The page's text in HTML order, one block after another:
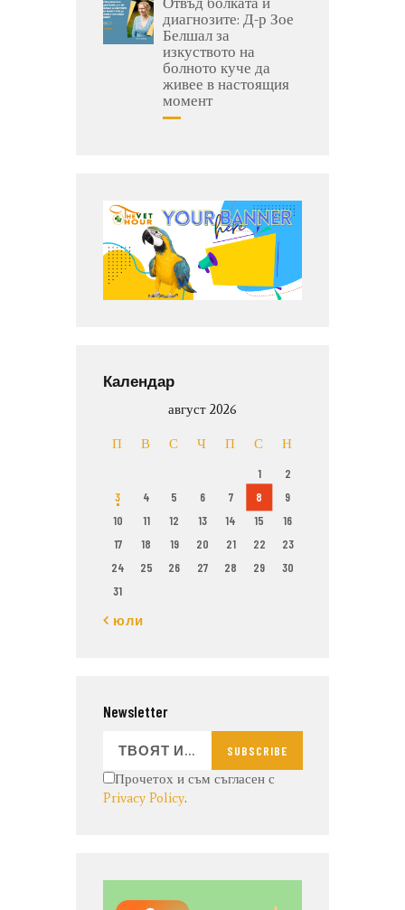
диагнозите: Д-р Зое
Белшал за
изкуството на
болното куче да
живее в настоящия
момент
Календар
август 2026
П В С Ч П С Н
1
2
3
4 5 6 7 8
9
10
11 12 13 14 15
16
17
18 19 20 21 22
23
24
25 26 27 28 29
30
31
« юли
Newsletter
SUBSCRIBE
Прочетох и съм съгласен с
Privacy Policy.